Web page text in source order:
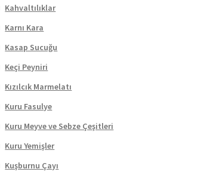
Kahvaltılıklar
Karnı Kara
Kasap Sucuğu
Keçi Peyniri
Kızılcık Marmelatı
Kuru Fasulye
Kuru Meyve ve Sebze Çeşitleri
Kuru Yemişler
Kuşburnu Çayı